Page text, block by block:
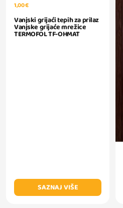
1,00 €
Vanjski grijaći tepih za prilaz
Vanjske grijaće mrežice
TERMOFOL TF-OHMAT
SAZNAJ VIŠE